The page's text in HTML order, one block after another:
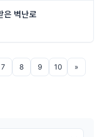
은 벽난로
7 8 9 10 »